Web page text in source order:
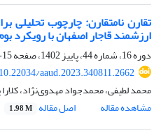
تقارن نامتقارن: چارچوب تحلیلی
ارزشمند قاجار اصفهان با رویکرد
دوره 16، شماره 44، پاییز 1402، صفحه
15-27
10.22034/aaud.2023.340811.2662
محمد لطیفی، محمدجواد مهدوی‌نژاد، کلارا
مشاهده مقاله
اصل مقاله 1.98 M